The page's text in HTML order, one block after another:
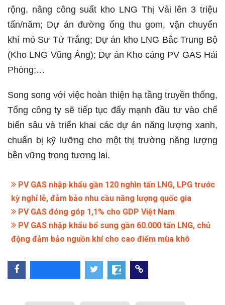
rộng, nâng công suất kho LNG Thị Vải lên 3 triệu
tấn/năm; Dự án đường ống thu gom, vận chuyển
khí mỏ Sư Tử Trắng; Dự án kho LNG Bắc Trung Bộ
(Kho LNG Vũng Áng); Dự án Kho cảng PV GAS Hải
Phòng;…
Song song với việc hoàn thiện hạ tầng truyền thống,
Tổng công ty sẽ tiếp tục đẩy mạnh đầu tư vào chế
biến sâu và triển khai các dự án năng lượng xanh,
chuẩn bị kỹ lưỡng cho một thị trường năng lượng
bền vững trong tương lai.
PV GAS nhập khẩu gần 120 nghìn tấn LNG, LPG trước
kỳ nghỉ lễ, đảm bảo nhu cầu năng lượng quốc gia
PV GAS đóng góp 1,1% cho GDP Việt Nam
PV GAS nhập khẩu bổ sung gần 60.000 tấn LNG, chủ
động đảm bảo nguồn khí cho cao điểm mùa khô